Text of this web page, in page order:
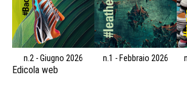
n.2 - Giugno 2026 n.1 - Febbraio 2026
Edicola web